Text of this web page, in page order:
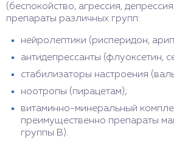
(беспокойство, агрессия,
препараты различных групп:
нейролептики (рисперидон,
антидепрессанты (флуоксетин,
стабилизаторы настроения
ноотропы (пирацетам);
витаминно-минеральный
преимущественно препараты
группы В).